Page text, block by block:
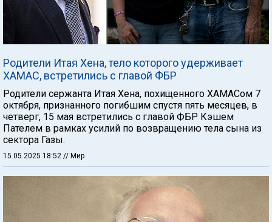
Родители Итая Хена, тело которого удерживает
ХАМАС, встретились с главой ФБР
Родители сержанта Итая Хена, похищенного ХАМАСом 7
октября, признанного погибшим спустя пять месяцев, в
четверг, 15 мая встретились с главой ФБР Кэшем
Пателем в рамках усилий по возвращению тела сына из
сектора Газы.
15.05.2025 18:52 // Мир